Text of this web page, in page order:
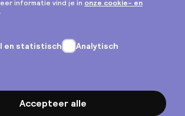
Privacy & cookies
Algemene voorwaarden